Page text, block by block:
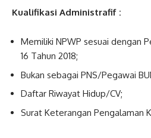
Kualifikasi Administrafif :
Memiliki NPWP sesuai dengan
16 Tahun 2018;
Bukan sebagai PNS/Pegawai
Daftar Riwayat Hidup/CV;
Surat Keterangan Pengalaman